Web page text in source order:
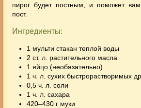
пирог будет постным, и поможет вам
пост.
Ингредиенты:
1 мульти стакан теплой воды
2 ст. л. растительного масла
1 яйцо (необязательно)
1 ч. л. сухих быстрорастворимых
0,5 ч. л. соли
1 ч. л. сахара
420–430 г муки